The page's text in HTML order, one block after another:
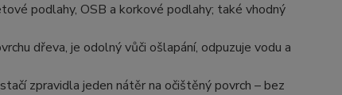
podlahy, OSB a korkové podlahy; také vhodný
dřeva, je odolný vůči ošlapání, odpuzuje vodu a
zpravidla jeden nátěr na očištěný povrch – bez